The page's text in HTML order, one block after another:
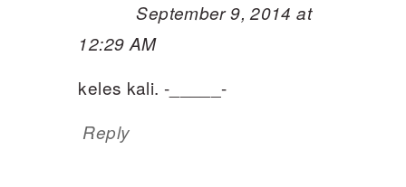
September 9, 2014 at
12:29 AM
keles kali. -_____-
Reply